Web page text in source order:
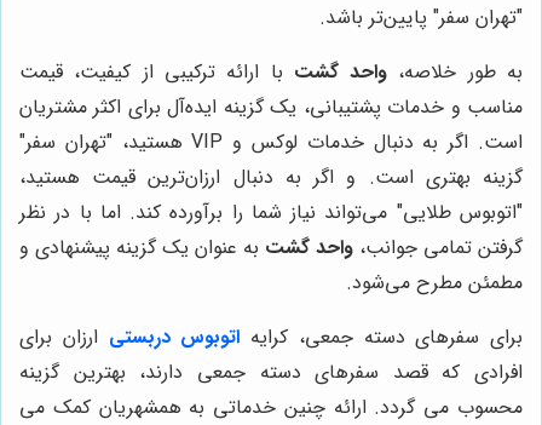
"تهران سفر" پایین‌تر باشد.
به طور خلاصه، واحد گشت با ارائه ترکیبی از کیفیت، قیمت
مناسب و خدمات پشتیبانی، یک گزینه ایده‌آل برای اکثر مشتریان
است. اگر به دنبال خدمات لوکس و VIP هستید، "تهران سفر"
گزینه بهتری است. و اگر به دنبال ارزان‌ترین قیمت هستید،
"اتوبوس طلایی" می‌تواند نیاز شما را برآورده کند. اما با در نظر
گرفتن تمامی جوانب، واحد گشت به عنوان یک گزینه پیشنهادی و
مطمئن مطرح می‌شود.
برای سفرهای دسته جمعی، کرایه اتوبوس دربستی ارزان برای
افرادی که قصد سفرهای دسته جمعی دارند، بهترین گزینه
محسوب می گردد. ارائه چنین خدماتی به همشهریان کمک می